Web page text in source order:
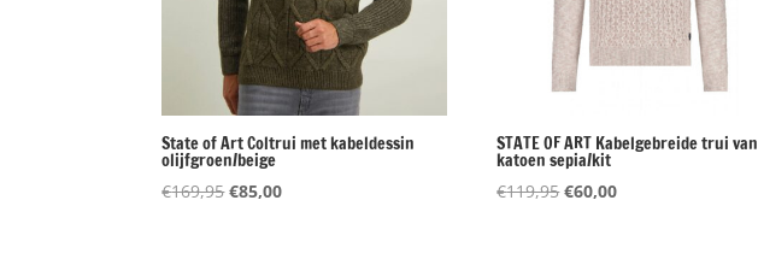
State of Art Coltrui met kabeldessin
olijfgroen/beige
€169,95Oorspronkelijke
€85,00Huidige
STATE OF ART Kabelgebreide trui van
katoen sepia/kit
€119,95Oorspronkelijke
€60,00Huidige